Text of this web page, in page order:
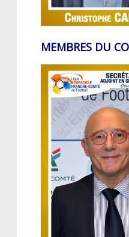
MEMBRES DU